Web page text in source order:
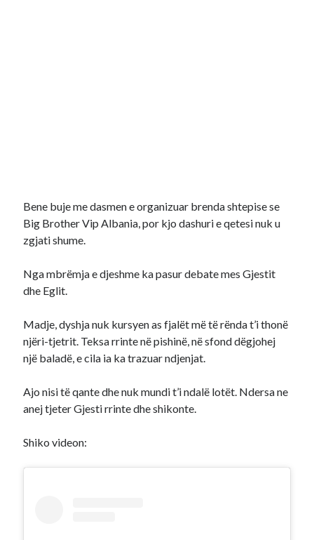
Bene buje me dasmen e organizuar brenda shtepise se
Big Brother Vip Albania, por kjo dashuri e qetesi nuk u
zgjati shume.
Nga mbrëmja e djeshme ka pasur debate mes Gjestit
dhe Eglit.
Madje, dyshja nuk kursyen as fjalët më të rënda t’i thonë
njëri-tjetrit. Teksa rrinte në pishinë, në sfond dëgjohej
një baladë, e cila ia ka trazuar ndjenjat.
Ajo nisi të qante dhe nuk mundi t’i ndalë lotët. Ndersa ne
anej tjeter Gjesti rrinte dhe shikonte.
Shiko videon: